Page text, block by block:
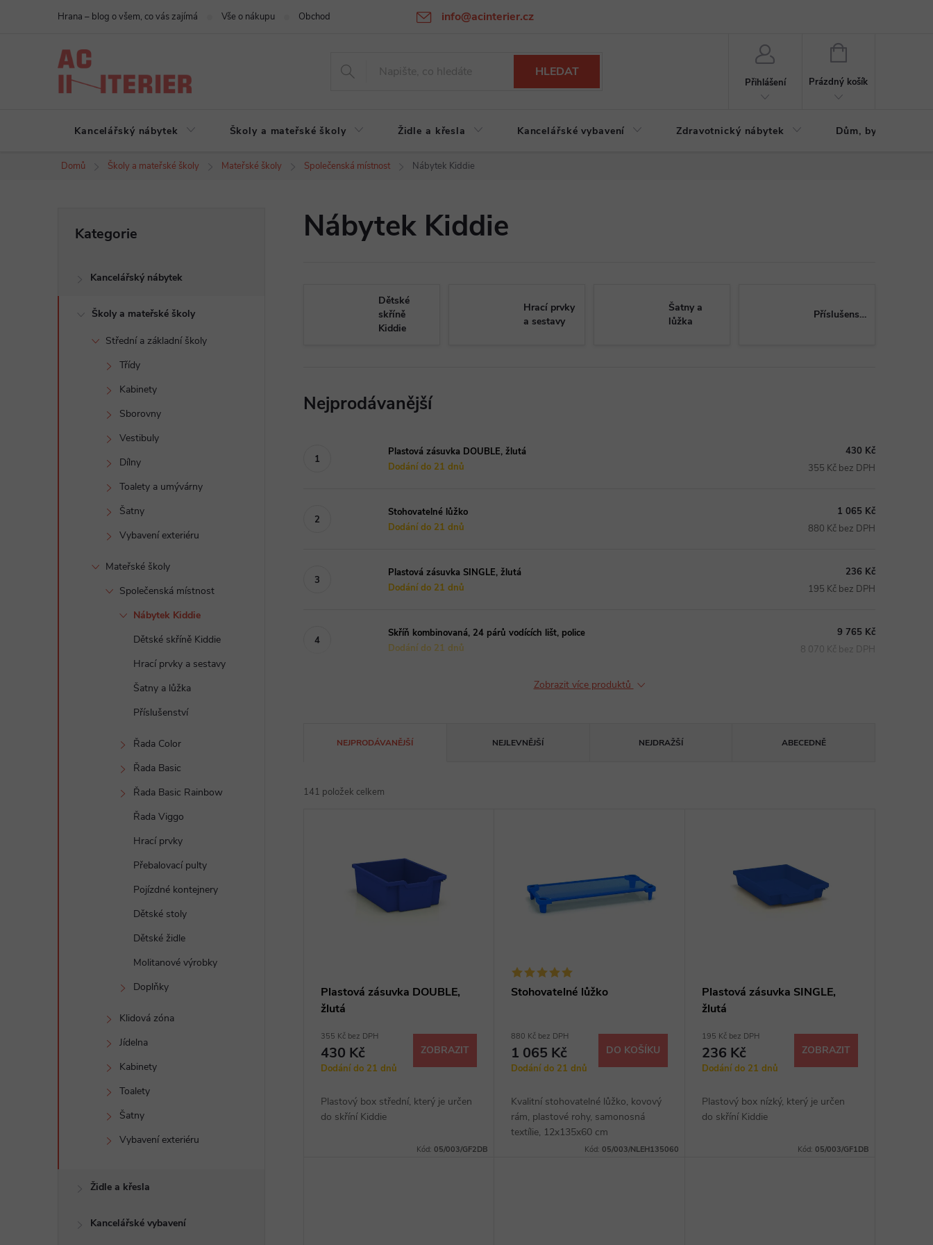
info@acinterier.cz
Hrana – blog o všem, co vás zajímá Vše o nákupu Obchodní podmínky Ochrana osobních údajů Atypická výroba na zakázku
HLEDAT
Přihlášení
NÁKUPNÍ
Prázdný košík
Kancelářský nábytek Školy a mateřské školy Židle a křesla Kancelářské vybavení Zdravotnický nábytek Dům, byt, zahrada
Domů Školy a mateřské školy Mateřské školy Společenská místnost Nábytek Kiddie
s
kategorie
Kategorie
Kancelářský nábytek
Školy a mateřské školy
Střední a základní školy
Třídy
Kabinety
Sborovny
Vestibuly
Dílny
Toalety a umývárny
Šatny
Vybavení exteriéru
Mateřské školy
Společenská místnost
Nábytek Kiddie
Dětské skříně Kiddie
Hrací prvky a sestavy
Šatny a lůžka
Příslušenství
Řada Color
Řada Basic
Řada Basic Rainbow
Řada Viggo
Hrací prvky
Přebalovací pulty
Pojízdné kontejnery
Dětské stoly
Dětské židle
Molitanové výrobky
Doplňky
Klidová zóna
Jídelna
Kabinety
Toalety
Šatny
Vybavení exteriéru
Židle a křesla
Kancelářské vybavení
Nábytek Kiddie
Dětské
skříně
Kiddie
Hrací prvky
a sestavy
Šatny a
lůžka
Příslušenství
Nejprodávanější
Plastová zásuvka DOUBLE, žlutá
Dodání do 21 dnů
430 Kč
355 Kč bez DPH
Stohovatelné lůžko
Dodání do 21 dnů
1 065 Kč
880 Kč bez DPH
Plastová zásuvka SINGLE, žlutá
Dodání do 21 dnů
236 Kč
195 Kč bez DPH
Skříň kombinovaná, 24 párů vodících lišt, police
Dodání do 21 dnů
9 765 Kč
8 070 Kč bez DPH
Zobrazit více produktů
NEJPRODÁVANĚJŠÍ NEJLEVNĚJŠÍ NEJDRAŽŠÍ ABECEDNĚ
141 položek celkem
Plastová zásuvka DOUBLE,
žlutá
355 Kč bez DPH
430 Kč
Dodání do 21 dnů
ZOBRAZIT
Plastový box střední, který je určen
do skříní Kiddie
Kód:05/003/GF2DB
Stohovatelné lůžko
880 Kč bez DPH
1 065 Kč
Dodání do 21 dnů
DO KOŠÍKU
Kvalitní stohovatelné lůžko, kovový
rám, plastové rohy, samonosná
textílie, 12x135x60 cm
Kód: 05/003/NLEH135060
Plastová zásuvka SINGLE,
žlutá
195 Kč bez DPH
236 Kč
Dodání do 21 dnů
ZOBRAZIT
Plastový box nízký, který je určen
do skříní Kiddie
Kód: 05/003/GF1DB